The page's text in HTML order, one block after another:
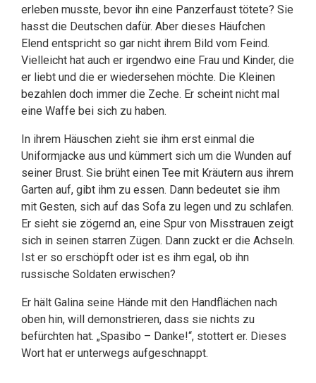
erleben musste, bevor ihn eine Panzerfaust tötete? Sie
hasst die Deutschen dafür. Aber dieses Häufchen
Elend entspricht so gar nicht ihrem Bild vom Feind.
Vielleicht hat auch er irgendwo eine Frau und Kinder, die
er liebt und die er wiedersehen möchte. Die Kleinen
bezahlen doch immer die Zeche. Er scheint nicht mal
eine Waffe bei sich zu haben.
In ihrem Häuschen zieht sie ihm erst einmal die
Uniformjacke aus und kümmert sich um die Wunden auf
seiner Brust. Sie brüht einen Tee mit Kräutern aus ihrem
Garten auf, gibt ihm zu essen. Dann bedeutet sie ihm
mit Gesten, sich auf das Sofa zu legen und zu schlafen.
Er sieht sie zögernd an, eine Spur von Misstrauen zeigt
sich in seinen starren Zügen. Dann zuckt er die Achseln.
Ist er so erschöpft oder ist es ihm egal, ob ihn
russische Soldaten erwischen?
Er hält Galina seine Hände mit den Handflächen nach
oben hin, will demonstrieren, dass sie nichts zu
befürchten hat. „Spasibo – Danke!“, stottert er. Dieses
Wort hat er unterwegs aufgeschnappt.